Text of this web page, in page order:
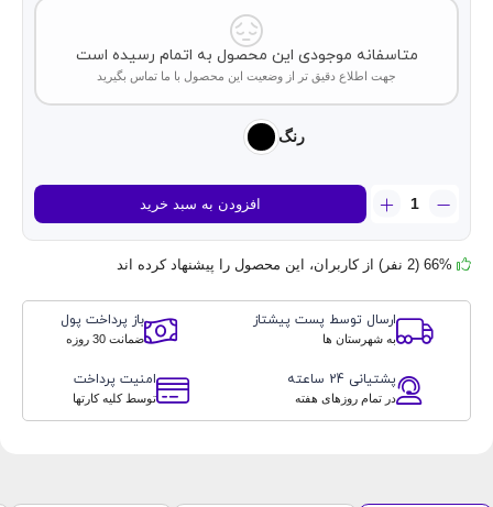
متاسفانه موجودی این محصول به اتمام رسیده است
جهت اطلاع دقیق تر از وضعیت این محصول با ما تماس بگیرید
رنگ
tab
مدل
عدد
افزودن به سبد خرید
ارسال توسط پست پیشتاز
به شهرستان ها
باز پرداخت پول
ضمانت 30 روزه
پشتیانی 24 ساعته
در تمام روزهای هفته
امنیت پرداخت
توسط کلیه کارتها